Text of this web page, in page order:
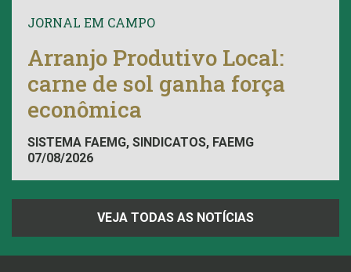
JORNAL EM CAMPO
Arranjo Produtivo Local:
carne de sol ganha força
econômica
SISTEMA FAEMG, SINDICATOS, FAEMG
07/08/2026
VEJA TODAS AS NOTÍCIAS